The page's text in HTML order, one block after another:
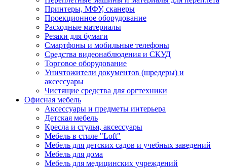
Принтеры, МФУ, сканеры
Проекционное оборудование
Расходные материалы
Резаки для бумаги
Смартфоны и мобильные телефоны
Средства видеонаблюдения и СКУД
Торговое оборудование
Уничтожители документов (шредеры) и
аксессуары
Чистящие средства для оргтехники
Офисная мебель
Аксессуары и предметы интерьера
Детская мебель
Кресла и стулья, аксессуары
Мебель в стиле "Loft"
Мебель для детских садов и учебных заведений
Мебель для дома
Мебель для медицинских учреждений